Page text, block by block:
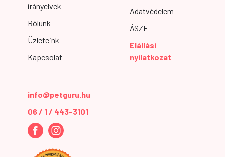
irányelvek
Rólunk
Üzleteink
Kapcsolat
Adatvédelem
ÁSZF
Elállási
nyilatkozat
info@petguru.hu
06 / 1 / 443-3101